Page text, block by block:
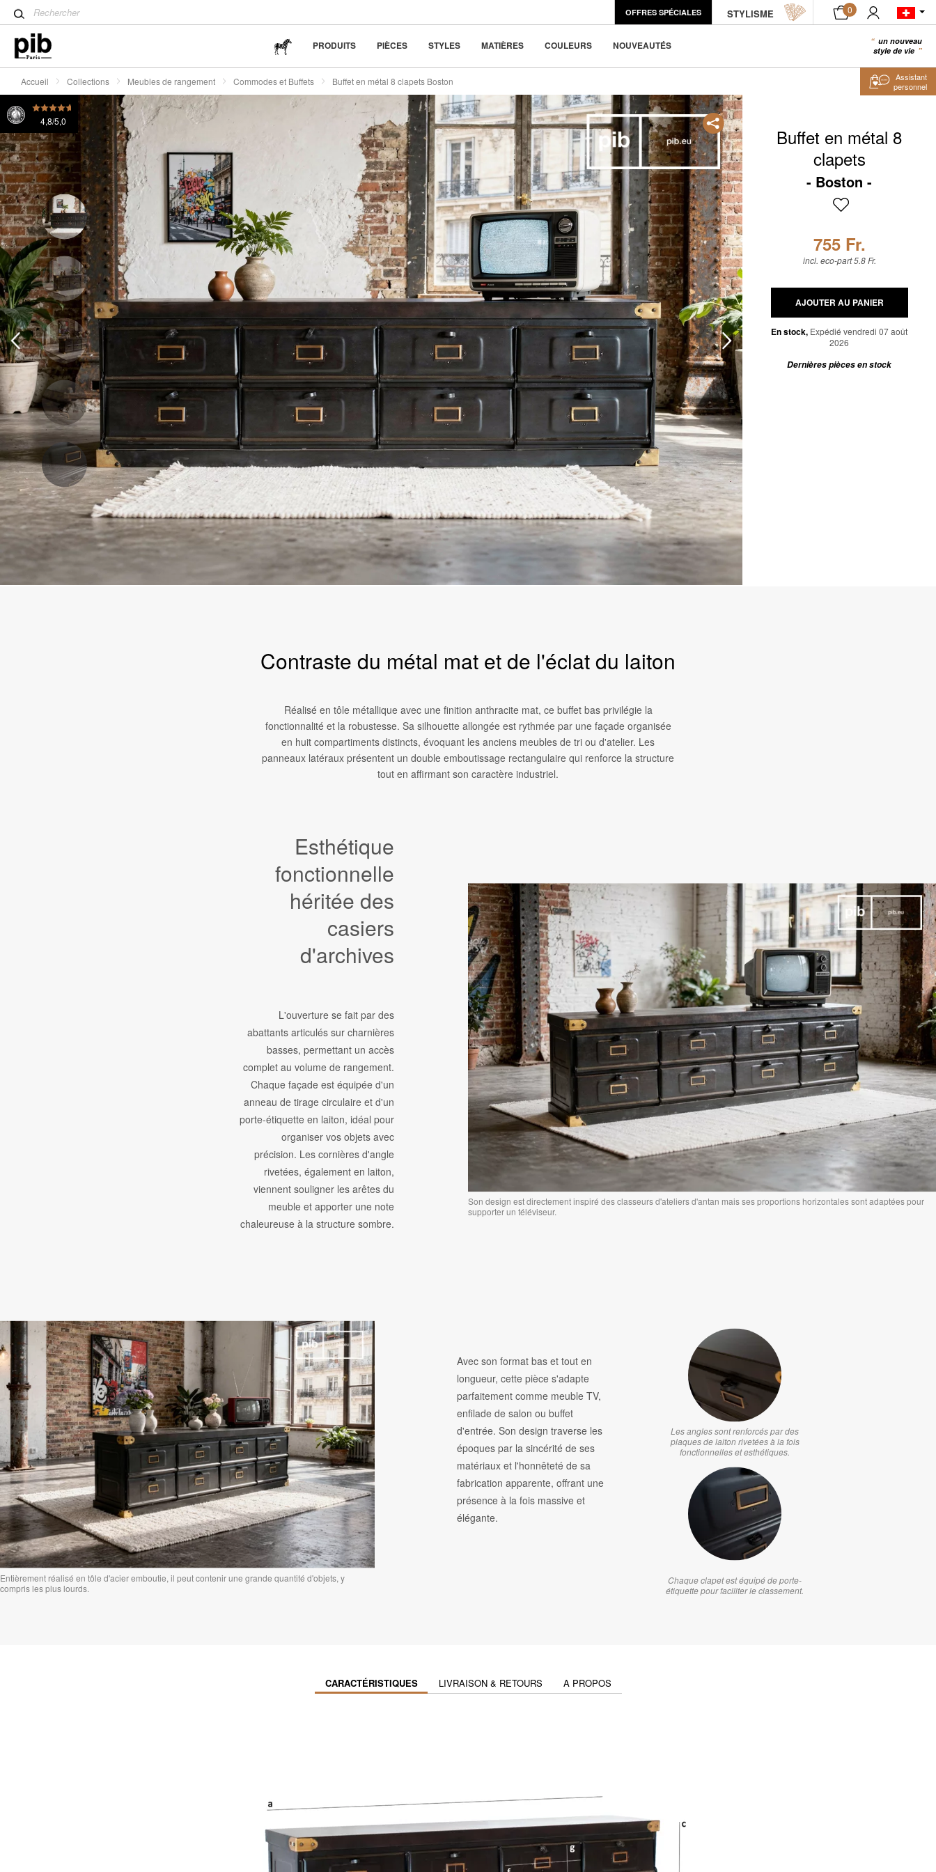
OFFRES SPÉCIALES STYLISME 0
Wabi-Sabi : L'art de trouver la beauté dans la
PRODUITS PIÈCES STYLES MATIÈRES COULEURS NOUVEAUTÉS
un nouveau
style de vie
Buffet en métal 8 clapets Boston AJOUTER AU PANIER
Accueil Collections Meubles de rangement Commodes et Buffets Buffet en métal 8 clapets Boston
Buffet en métal 8
clapets
Boston
755 Fr.
incl. eco-part 5.8 Fr.
AJOUTER AU PANIER
En stock, Expédié vendredi 07 août
2026
Dernières pièces en stock
Contraste du métal mat et de l'éclat du laiton
Réalisé en tôle métallique avec une finition anthracite mat, ce buffet bas privilégie la
fonctionnalité et la robustesse. Sa silhouette allongée est rythmée par une façade organisée
en huit compartiments distincts, évoquant les anciens meubles de tri ou d'atelier. Les
panneaux latéraux présentent un double emboutissage rectangulaire qui renforce la structure
tout en affirmant son caractère industriel.
Son design est directement inspiré des classeurs d'ateliers d'antan mais ses proportions horizontales sont adaptées pour
supporter un téléviseur.
Esthétique
fonctionnelle
héritée des
casiers
d'archives
L'ouverture se fait par des
abattants articulés sur charnières
basses, permettant un accès
complet au volume de rangement.
Chaque façade est équipée d'un
anneau de tirage circulaire et d'un
porte-étiquette en laiton, idéal pour
organiser vos objets avec
précision. Les cornières d'angle
rivetées, également en laiton,
viennent souligner les arêtes du
meuble et apporter une note
chaleureuse à la structure sombre.
Entièrement réalisé en tôle d'acier emboutie, il peut contenir une grande quantité d'objets, y
compris les plus lourds.
Avec son format bas et tout en
longueur, cette pièce s'adapte
parfaitement comme meuble TV,
enfilade de salon ou buffet
d'entrée. Son design traverse les
époques par la sincérité de ses
matériaux et l'honnêteté de sa
fabrication apparente, offrant une
présence à la fois massive et
élégante.
Les angles sont renforcés par des
plaques de laiton rivetées à la fois
fonctionnelles et esthétiques.
Chaque clapet est équipé de porte-
étiquette pour faciliter le classement.
CARACTÉRISTIQUES LIVRAISON & RETOURS A PROPOS
4,8/5,0
Assistant
personnel